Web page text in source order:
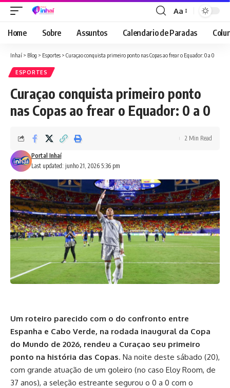
Font
Resizer
Aa
Home Sobre Assuntos Calendario de Paradas
Inhaí > Blog > Esportes > Curaçao conquista primeiro ponto nas Copas ao frear o Equador: 0 a 0
ESPORTES
Curaçao conquista primeiro ponto
nas Copas ao frear o Equador: 0 a 0
Last updated: junho 21, 2026 5:36 pm
Portal Inhaí
2 Min Read
Um roteiro parecido com o do confronto entre
Espanha e Cabo Verde, na rodada inaugural da Copa
do Mundo de 2026, rendeu a Curaçao seu primeiro
ponto na história das Copas. Na noite deste sábado (20),
com grande atuação de um goleiro (no caso Eloy Room, de
37 anos), a seleção estreante segurou o 0 a 0 com o